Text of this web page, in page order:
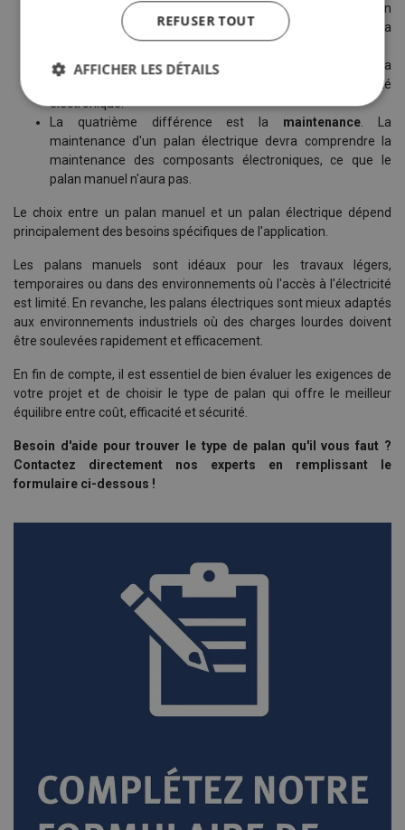
La deuxième différence est la
vitesse de levage
. Le palan
électrique est plus adapté à des opérations de levage où la
vitesse est primordiale.
La troisième est le coût. Un palan électrique représentera
un investissement plus élevé en raison de sa complexité
électronique.
La quatrième différence est la maintenance . La
maintenance d'un palan électrique devra comprendre la
maintenance des composants électroniques, ce que le
palan manuel n'aura pas.
Le choix entre un palan manuel et un palan électrique dépend
principalement des besoins spécifiques de l'application.
Les palans manuels sont idéaux pour les travaux légers,
temporaires ou dans des environnements où l'accès à l'électricité
est limité. En revanche, les palans électriques sont mieux adaptés
aux environnements industriels où des charges lourdes doivent
être soulevées rapidement et efficacement.
En fin de compte, il est essentiel de bien évaluer les exigences de
votre projet et de choisir le type de palan qui offre le meilleur
équilibre entre coût, efficacité et sécurité.
Besoin d'aide pour trouver le type de palan qu'il vous faut ?
Contactez directement nos experts en remplissant le
formulaire ci-dessous !
REFUSER TOUT
AFFICHER LES DÉTAILS